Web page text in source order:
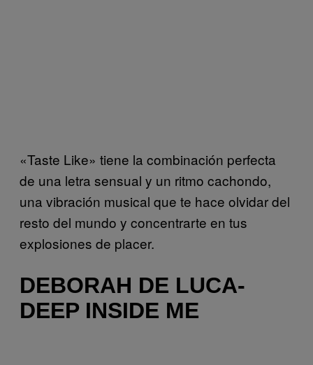
«Taste Like» tiene la combinación perfecta
de una letra sensual y un ritmo cachondo,
una vibración musical que te hace olvidar del
resto del mundo y concentrarte en tus
explosiones de placer.
DEBORAH DE LUCA-
DEEP INSIDE ME